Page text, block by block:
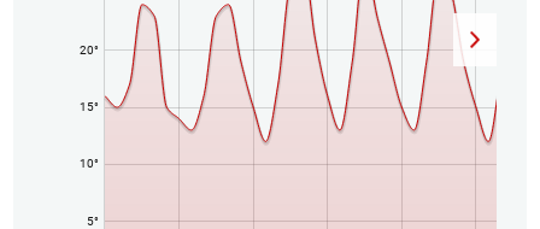
5°
10°
15°
20°